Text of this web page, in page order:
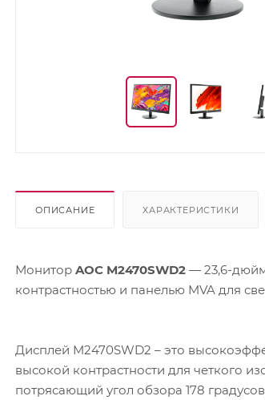
ОПИСАНИЕ ХАРАКТЕРИСТИКИ
Монитор AOC M2470SWD2 — 23,6-
контрастностью и панелью MVA для
Дисплей M2470SWD2 – это
высокой контрастности для четкого
потрясающий угол обзора 178